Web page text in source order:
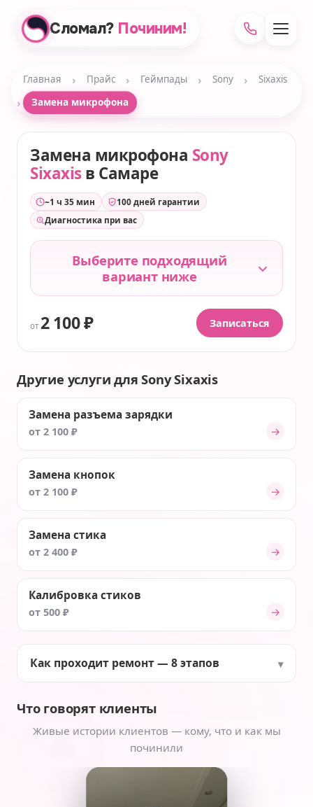
Сломал? Починим!
Главная › Прайс › Геймпады › Sony › Sixaxis
› Замена микрофона
Замена микрофона Sony
Sixaxisв Самаре
~1 ч 35 мин
100 дней гарантии
Диагностика при вас
Выберите подходящий
вариант ниже
от 2 100 ₽ Записаться
Другие услуги для Sony Sixaxis
Замена разъема зарядки
от 2 100 ₽ →
Замена кнопок
от 2 100 ₽ →
Замена стика
от 2 400 ₽ →
Калибровка стиков
от 500 ₽ →
Как проходит ремонт — 8 этапов
Что говорят клиенты
Живые истории клиентов — кому, что и как мы
починили